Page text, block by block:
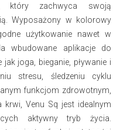
zachwyca swoją
Wyposażony w kolorowy
użytkowanie nawet w
wbudowane aplikacje do
joga, bieganie, pływanie i
stresu, śledzeniu cyklu
funkcjom zdrowotnym,
Venu Sq jest idealnym
aktywny tryb życia.